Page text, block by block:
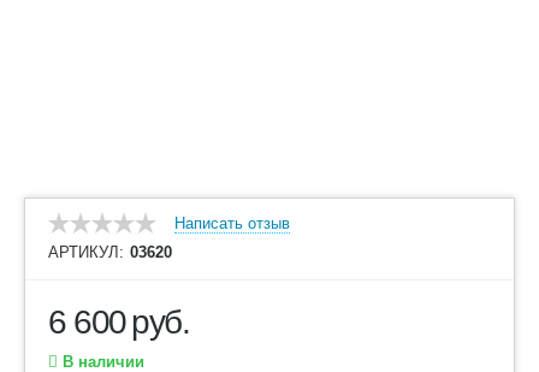
Написать отзыв
АРТИКУЛ: 03620
6 600руб.
В наличии